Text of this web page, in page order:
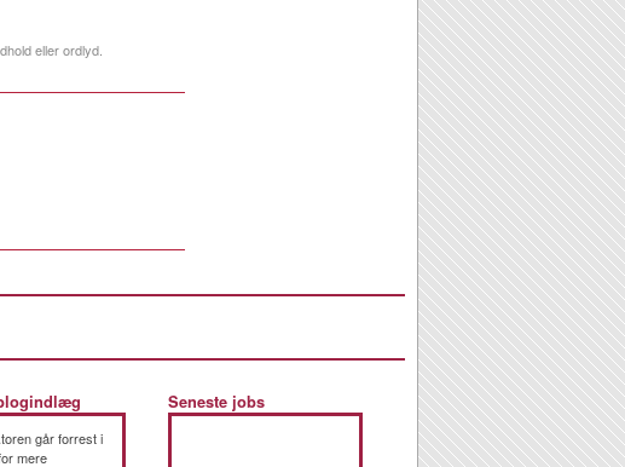
eller ordlyd.
går forrest i
mere
Seneste jobs